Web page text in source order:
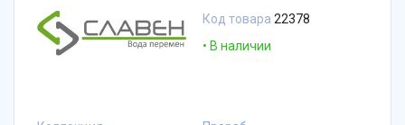
Код товара 22378
В наличии